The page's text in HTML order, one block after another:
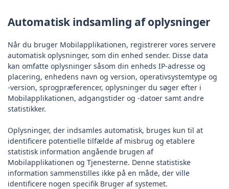
Automatisk indsamling af oplysninger
Når du bruger Mobilapplikationen, registrerer vores servere
automatisk oplysninger, som din enhed sender. Disse data
kan omfatte oplysninger såsom din enheds IP-adresse og
placering, enhedens navn og version, operativsystemtype og
-version, sprogpræferencer, oplysninger du søger efter i
Mobilapplikationen, adgangstider og -datoer samt andre
statistikker.
Oplysninger, der indsamles automatisk, bruges kun til at
identificere potentielle tilfælde af misbrug og etablere
statistisk information angående brugen af
Mobilapplikationen og Tjenesterne. Denne statistiske
information sammenstilles ikke på en måde, der ville
identificere nogen specifik Bruger af systemet.